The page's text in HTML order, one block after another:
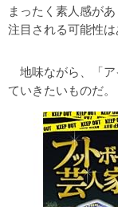
まったく素人感が
注目される可能性は
地味ながら、「ア
ていきたいものだ。